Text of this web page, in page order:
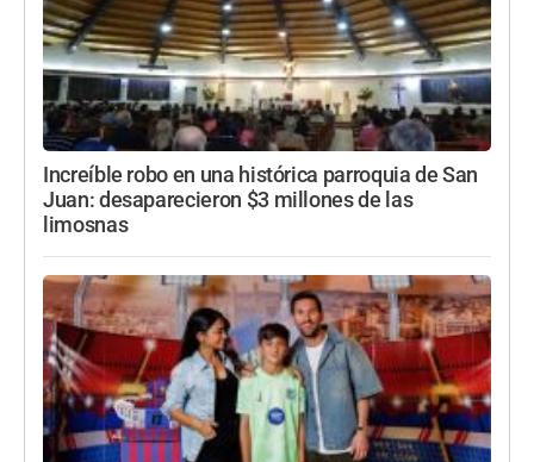
Increíble robo en una histórica parroquia de San
Juan: desaparecieron $3 millones de las
limosnas